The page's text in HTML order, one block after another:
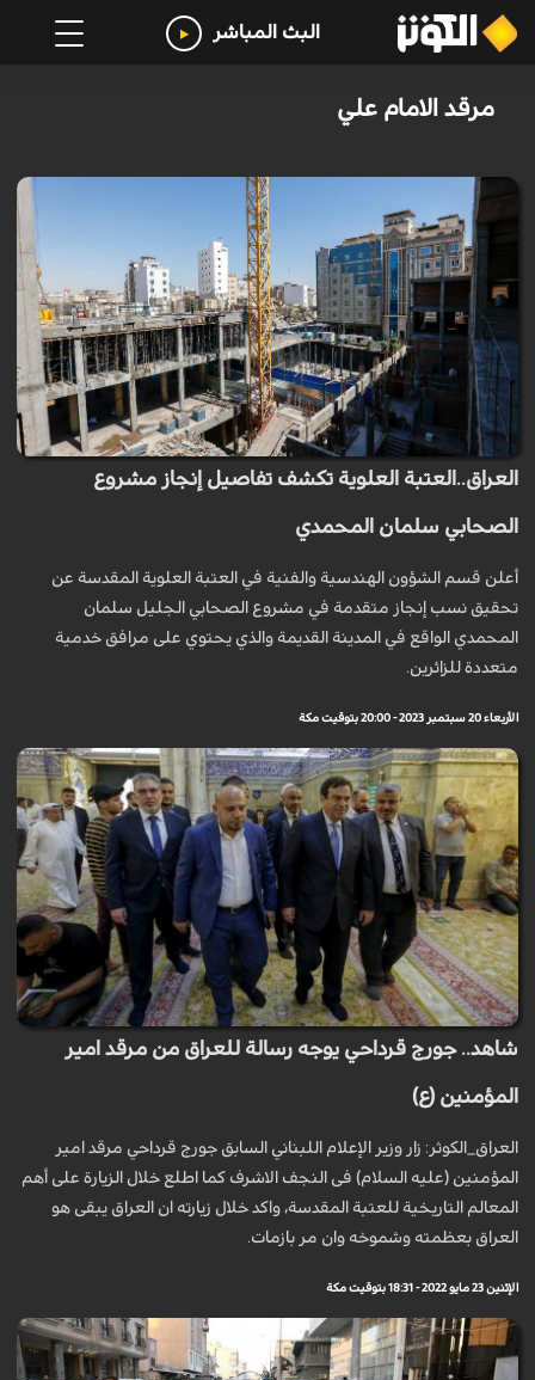
البث المباشر
مرقد الامام علي
العراق..العتبة العلوية تكشف تفاصيل إنجاز مشروع
الصحابي سلمان المحمدي
أعلن قسم الشؤون الهندسية والفنية في العتبة العلوية المقدسة عن
تحقيق نسب إنجاز متقدمة في مشروع الصحابي الجليل سلمان
المحمدي الواقع في المدينة القديمة والذي يحتوي على مرافق خدمية
متعددة للزائرين.
الأربعاء 20 سبتمبر 2023 - 20:00 بتوقيت مكة
شاهد.. جورج قرداحي يوجه رسالة للعراق من مرقد امير
المؤمنين (ع)
العراق_الكوثر: زار وزير الإعلام اللبناني السابق جورج قرداحي مرقد امير
المؤمنين (عليه السلام) فی النجف الاشرف كما اطلع خلال الزيارة على أهم
المعالم التاريخية للعتبة المقدسة، واكد خلال زيارته ان العراق يبقى هو
العراق بعظمته وشموخه وان مر بازمات.
الإثنين 23 مايو 2022 - 18:31 بتوقيت مكة